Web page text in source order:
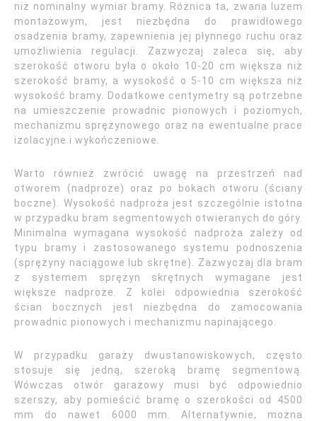
niż nominalny wymiar bramy. Różnica ta, zwana luzem
montażowym, jest niezbędna do prawidłowego
osadzenia bramy, zapewnienia jej płynnego ruchu oraz
umożliwienia regulacji. Zazwyczaj zaleca się, aby
szerokość otworu była o około 10-20 cm większa niż
szerokość bramy, a wysokość o 5-10 cm większa niż
wysokość bramy. Dodatkowe centymetry są potrzebne
na umieszczenie prowadnic pionowych i poziomych,
mechanizmu sprężynowego oraz na ewentualne prace
izolacyjne i wykończeniowe.
Warto również zwrócić uwagę na przestrzeń nad
otworem (nadproże) oraz po bokach otworu (ściany
boczne). Wysokość nadproża jest szczególnie istotna
w przypadku bram segmentowych otwieranych do góry.
Minimalna wymagana wysokość nadproża zależy od
typu bramy i zastosowanego systemu podnoszenia
(sprężyny naciągowe lub skrętne). Zazwyczaj dla bram
z systemem sprężyn skrętnych wymagane jest
większe nadproże. Z kolei odpowiednia szerokość
ścian bocznych jest niezbędna do zamocowania
prowadnic pionowych i mechanizmu napinającego.
W przypadku garaży dwustanowiskowych, często
stosuje się jedną, szeroką bramę segmentową.
Wówczas otwór garażowy musi być odpowiednio
szerszy, aby pomieścić bramę o szerokości od 4500
mm do nawet 6000 mm. Alternatywnie, można